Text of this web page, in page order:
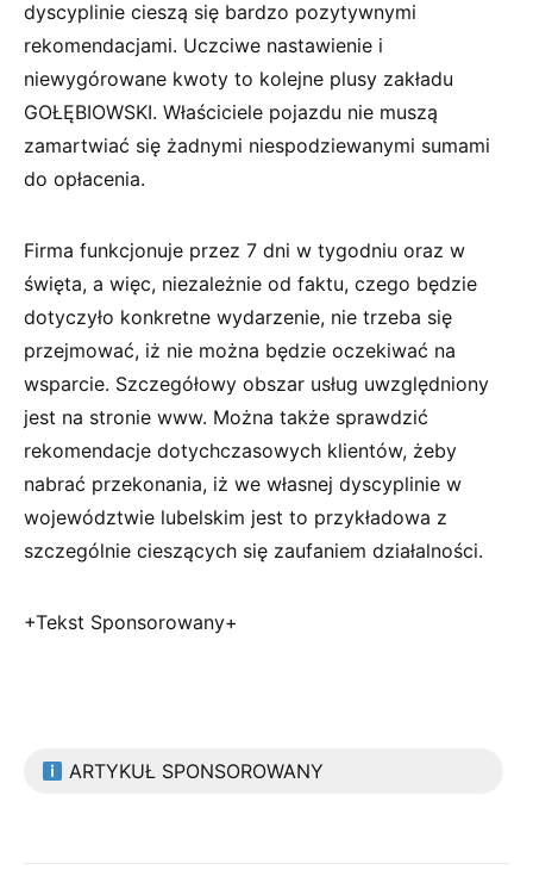
dyscyplinie cieszą się bardzo pozytywnymi
rekomendacjami. Uczciwe nastawienie i
niewygórowane kwoty to kolejne plusy zakładu
GOŁĘBIOWSKI. Właściciele pojazdu nie muszą
zamartwiać się żadnymi niespodziewanymi sumami
do opłacenia.
Firma funkcjonuje przez 7 dni w tygodniu oraz w
święta, a więc, niezależnie od faktu, czego będzie
dotyczyło konkretne wydarzenie, nie trzeba się
przejmować, iż nie można będzie oczekiwać na
wsparcie. Szczegółowy obszar usług uwzględniony
jest na stronie www. Można także sprawdzić
rekomendacje dotychczasowych klientów, żeby
nabrać przekonania, iż we własnej dyscyplinie w
województwie lubelskim jest to przykładowa z
szczególnie cieszących się zaufaniem działalności.
+Tekst Sponsorowany+
ARTYKUŁ SPONSOROWANY